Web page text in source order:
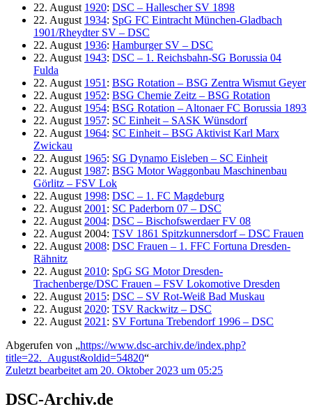
22. August 1920: DSC – Hallescher SV 1898
22. August 1934: SpG FC Eintracht München-Gladbach
1901/Rheydter SV – DSC
22. August 1936: Hamburger SV – DSC
22. August 1943: DSC – 1. Reichsbahn-SG Borussia 04
Fulda
22. August 1951 : BSG Rotation – BSG Zentra Wismut Geyer
22. August 1952: BSG Chemie Zeitz – BSG Rotation
22. August 1954: BSG Rotation – Altonaer FC Borussia 1893
22. August 1957: SC Einheit – SASK Wünsdorf
22. August 1964: SC Einheit – BSG Aktivist Karl Marx
Zwickau
22. August 1965: SG Dynamo Eisleben – SC Einheit
22. August 1987: BSG Motor Waggonbau Maschinenbau
Görlitz – FSV Lok
22. August 1998: DSC – 1. FC Magdeburg
22. August 2001 : SC Paderborn 07 – DSC
22. August 2004: DSC – Bischofswerdaer FV 08
22. August 2004: TSV 1861 Spitzkunnersdorf – DSC Frauen
22. August 2008: DSC Frauen – 1. FFC Fortuna Dresden-
Rähnitz
22. August 2010: SpG SG Motor Dresden-
Trachenberge/DSC Frauen – FSV Lokomotive Dresden
22. August 2015: DSC – SV Rot-Weiß Bad Muskau
22. August 2020: TSV Rackwitz – DSC
22. August 2021 : SV Fortuna Trebendorf 1996 – DSC
Abgerufen von „https://www.dsc-archiv.de/index.php?
title=22._August&oldid=54820“
Zuletzt bearbeitet am 20. Oktober 2023 um 05:25
DSC-Archiv.de